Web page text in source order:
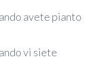
avete pianto
vi siete